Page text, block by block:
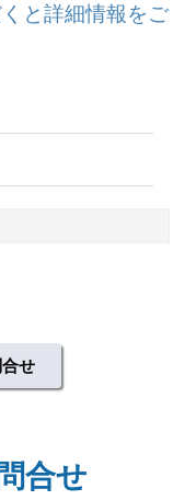
と詳細情報をご
せ
合せ